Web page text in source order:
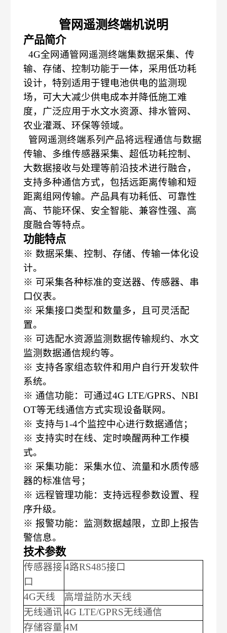
管网遥测终端机说明
产品简介
4G全网通管网遥测终端集数据采集、传
输、存储、控制功能于一体，采用低功耗
设计，特别适用于锂电池供电的监测现
场，可大大减少供电成本并降低施工难
度，广泛应用于水文水资源、排水管网、
农业灌溉、环保等领域。
管网遥测终端系列产品将远程通信与数据
传输、多维传感器采集、超低功耗控制、
大数据接收与处理等前沿技术进行融合，
支持多种通信方式，包括远距离传输和短
距离组网传输。产品具有功耗低、可靠性
高、节能环保、安全智能、兼容性强、高
度融合等特点。
功能特点
※ 数据采集、控制、存储、传输一体化设
计。
※ 可采集各种标准的变送器、传感器、串
口仪表。
※ 采集接口类型和数量多，且可灵活配
置。
※ 可选配水资源监测数据传输规约、水文
监测数据通信规约等。
※ 支持各家组态软件和用户自行开发软件
系统。
※ 通信功能：可通过4G LTE/GPRS、NBI
OT等无线通信方式实现设备联网。
※ 支持与1-4个监控中心进行数据通信；
※ 支持实时在线、定时唤醒两种工作模
式。
※ 采集功能：采集水位、流量和水质传感
器的标准信号；
※ 远程管理功能：支持远程参数设置、程
序升级。
※ 报警功能：监测数据越限，立即上报告
警信息。
技术参数
传感器接
口
4路RS485接口
4G天线
高增益防水天线
无线通讯 4G LTE/GPRS无线通信
存储容量 4M